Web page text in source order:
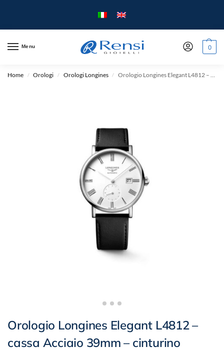
Menu 0
Home / Orologi / Orologi Longines / Orologio Longines Elegant L4812 – cassa Acciaio 39mm – cinturino Sintetico
Orologio Longines Elegant L4812 –
cassa Acciaio 39mm – cinturino